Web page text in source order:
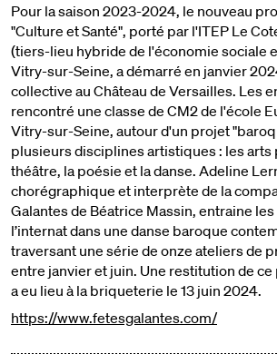
Pour la saison 2023-2024, le nouveau
"Culture et Santé", porté par l'ITEP Le
(tiers-lieu hybride de l'économie sociale
Vitry-sur-Seine, a démarré en janvier
collective au Château de Versailles. Les
rencontré une classe de CM2 de l'école
Vitry-sur-Seine, autour d'un projet
plusieurs disciplines artistiques : les arts
théâtre, la poésie et la danse. Adeline
chorégraphique et interprète de la
Galantes de Béatrice Massin, entraine
l’internat dans une danse baroque
traversant une série de onze ateliers de
entre janvier et juin. Une restitution de
a eu lieu à la briqueterie le 13 juin 2024.
https://www.fetesgalantes.com/